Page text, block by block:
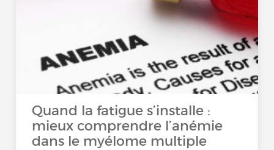
Quand la fatigue s’installe :
mieux comprendre l’anémie
dans le myélome multiple